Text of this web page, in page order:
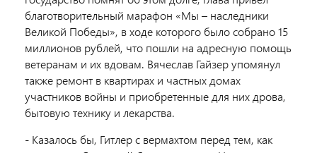
благотворительный марафон «Мы – наследники
Великой Победы», в ходе которого было собрано 15
миллионов рублей, что пошли на адресную помощь
ветеранам и их вдовам. Вячеслав Гайзер упомянул
также ремонт в квартирах и частных домах
участников войны и приобретенные для них дрова,
бытовую технику и лекарства.
- Казалось бы, Гитлер с вермахтом перед тем, как